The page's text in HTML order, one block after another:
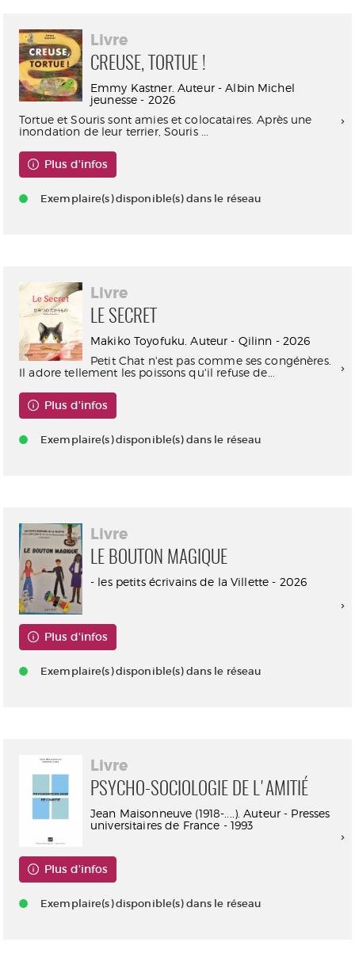
Livre
CREUSE, TORTUE !
Emmy Kastner. Auteur - Albin Michel
jeunesse - 2026
Tortue et Souris sont amies et colocataires. Après une
inondation de leur terrier, Souris ...
Plus d'infos
Exemplaire(s) disponible(s) dans le réseau
Livre
LE SECRET
Makiko Toyofuku. Auteur - Qilinn - 2026
Petit Chat n'est pas comme ses congénères.
Il adore tellement les poissons qu'il refuse de...
Plus d'infos
Exemplaire(s) disponible(s) dans le réseau
Livre
LE BOUTON MAGIQUE
- les petits écrivains de la Villette - 2026
Plus d'infos
Exemplaire(s) disponible(s) dans le réseau
Livre
PSYCHO-SOCIOLOGIE DE L'AMITIÉ
Jean Maisonneuve (1918-....). Auteur - Presses
universitaires de France - 1993
Plus d'infos
Exemplaire(s) disponible(s) dans le réseau